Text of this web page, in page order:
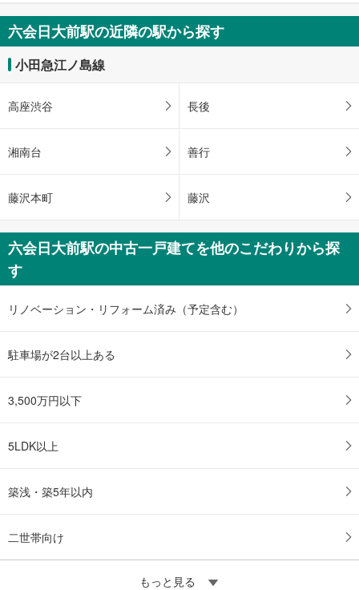
六会日大前駅の近隣の駅から探す
小田急江ノ島線
高座渋谷 長後
湘南台 善行
藤沢本町 藤沢
六会日大前駅の中古一戸建てを他のこだわりから探
す
リノベーション・リフォーム済み（予定含む）
駐車場が2台以上ある
3,500万円以下
5LDK以上
築浅・築5年以内
二世帯向け
もっと見る